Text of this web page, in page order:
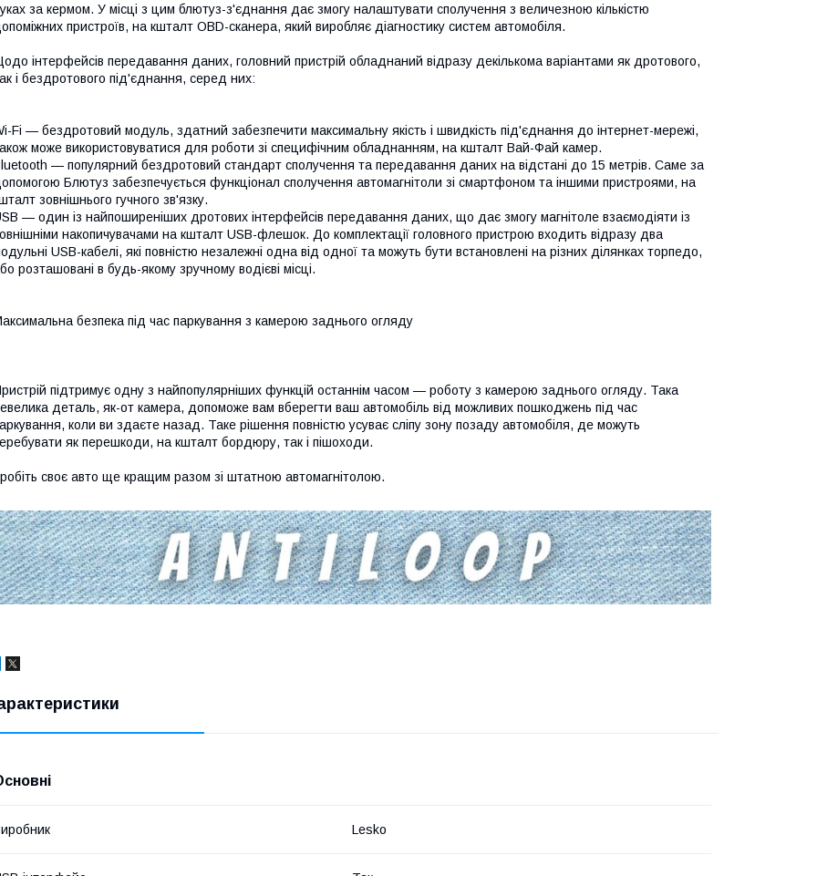
за кермом. У місці з цим блютуз-з'єднання дає змогу налаштувати сполучення з величезною кількістю
пристроїв, на кшталт OBD-сканера, який виробляє діагностику систем автомобіля.
інтерфейсів передавання даних, головний пристрій обладнаний відразу декількома варіантами як дротового,
і бездротового під'єднання, серед них:
Fi — бездротовий модуль, здатний забезпечити максимальну якість і швидкість під'єднання до інтернет-мережі,
може використовуватися для роботи зі специфічним обладнанням, на кшталт Вай-Фай камер.
— популярний бездротовий стандарт сполучення та передавання даних на відстані до 15 метрів. Саме за
Блютуз забезпечується функціонал сполучення автомагнітоли зі смартфоном та іншими пристроями, на
зовнішнього гучного зв'язку.
— один із найпоширеніших дротових інтерфейсів передавання даних, що дає змогу магнітоле взаємодіяти із
накопичувачами на кшталт USB-флешок. До комплектації головного пристрою входить відразу два
USB-кабелі, які повністю незалежні одна від одної та можуть бути встановлені на різних ділянках торпедо,
розташовані в будь-якому зручному водієві місці.
безпека під час паркування з камерою заднього огляду
підтримує одну з найпопулярніших функцій останнім часом — роботу з камерою заднього огляду. Така
деталь, як-от камера, допоможе вам вберегти ваш автомобіль від можливих пошкоджень під час
коли ви здаєте назад. Таке рішення повністю усуває сліпу зону позаду автомобіля, де можуть
як перешкоди, на кшталт бордюру, так і пішоходи.
своє авто ще кращим разом зі штатною автомагнітолою.
Lesko